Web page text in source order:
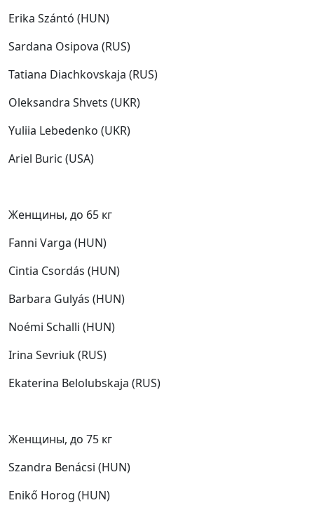
Erika Szántó (HUN)
Sardana Osipova (RUS)
Tatiana Diachkovskaja (RUS)
Oleksandra Shvets (UKR)
Yuliia Lebedenko (UKR)
Ariel Buric (USA)
Женщины, до 65 кг
Fanni Varga (HUN)
Cintia Csordás (HUN)
Barbara Gulyás (HUN)
Noémi Schalli (HUN)
Irina Sevriuk (RUS)
Ekaterina Belolubskaja (RUS)
Женщины, до 75 кг
Szandra Benácsi (HUN)
Enikő Horog (HUN)